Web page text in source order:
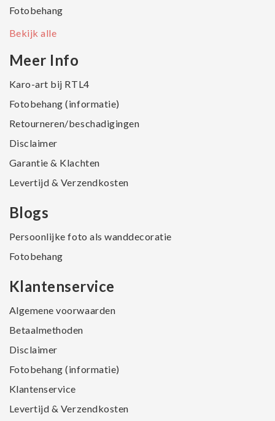
Fotobehang
Bekijk alle
Meer Info
Karo-art bij RTL4
Fotobehang (informatie)
Retourneren/beschadigingen
Disclaimer
Garantie & Klachten
Levertijd & Verzendkosten
Blogs
Persoonlijke foto als wanddecoratie
Fotobehang
Klantenservice
Algemene voorwaarden
Betaalmethoden
Disclaimer
Fotobehang (informatie)
Klantenservice
Levertijd & Verzendkosten